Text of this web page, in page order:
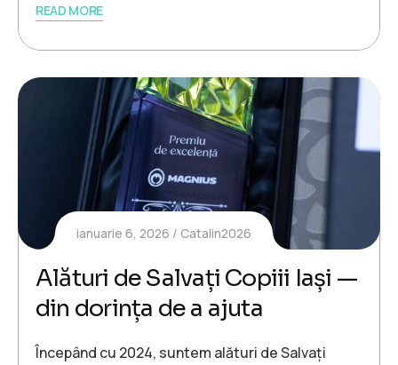
READ MORE
ianuarie 6, 2026 Catalin2026
Alături de Salvați Copiii Iași —
din dorința de a ajuta
Începând cu 2024, suntem alături de Salvați